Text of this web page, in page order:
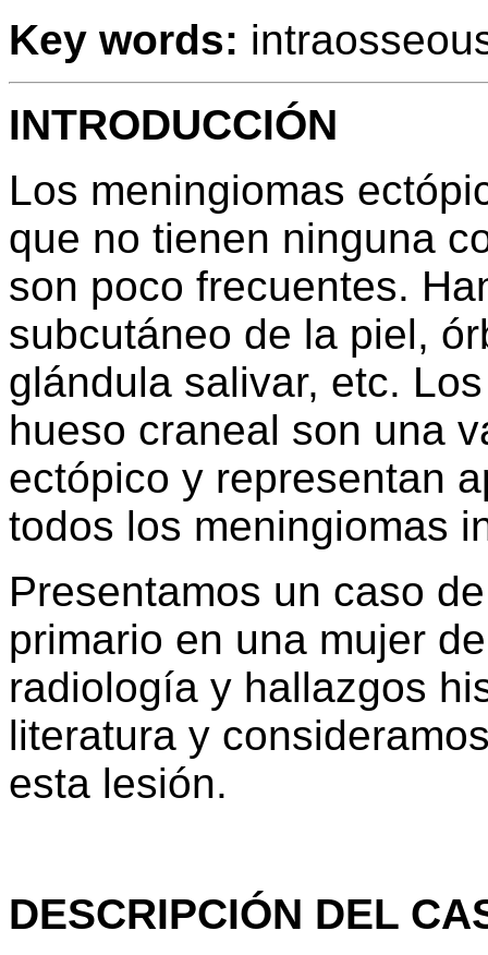
Key words:
INTRODUCCIÓN
Los meningiomas
que no tienen ninguna
son poco frecuentes.
subcutáneo de la piel,
glándula salivar, etc.
hueso craneal son una
ectópico y representan
todos los meningiomas
Presentamos un caso
primario en una mujer
radiología y hallazgos
literatura y
esta lesión.
DESCRIPCIÓN DEL